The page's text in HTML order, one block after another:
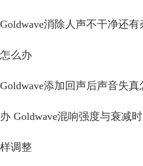
Goldwave消除人声不干净还有
怎么办
Goldwave添加回声后声音失真
办 Goldwave混响强度与衰减
样调整